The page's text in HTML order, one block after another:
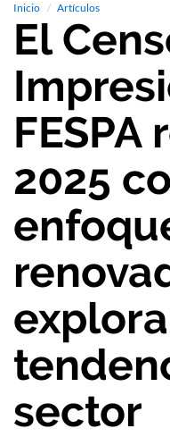
Inicio Artículos
El
FESPA
2025
sector